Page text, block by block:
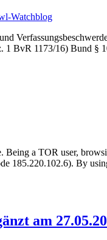
Watchblog
1173/16) Bund §
a TOR user,
185.220.102.6). By
am